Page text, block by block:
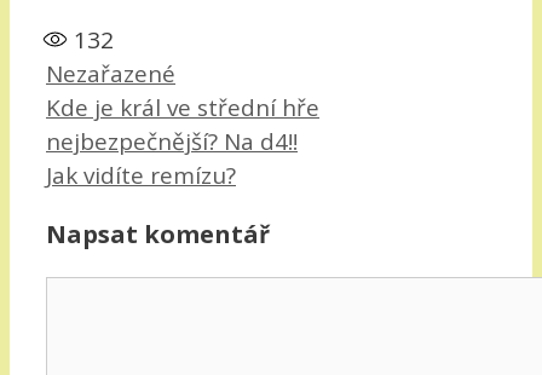
132
Rubriky
Nezařazené
Kde je král ve střední hře
nejbezpečnější? Na d4!!
Jak vidíte remízu?
Napsat komentář